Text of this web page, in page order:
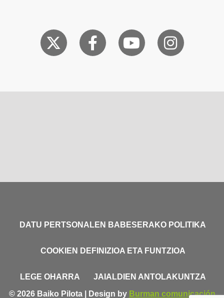
DATU PERTSONALEN BABESERAKO POLITIKA
COOKIEN DEFINIZIOA ETA FUNTZIOA
LEGE OHARRA
JAIALDIEN ANTOLAKUNTZA
© 2026 Baiko Pilota | Design by Burman comunicación